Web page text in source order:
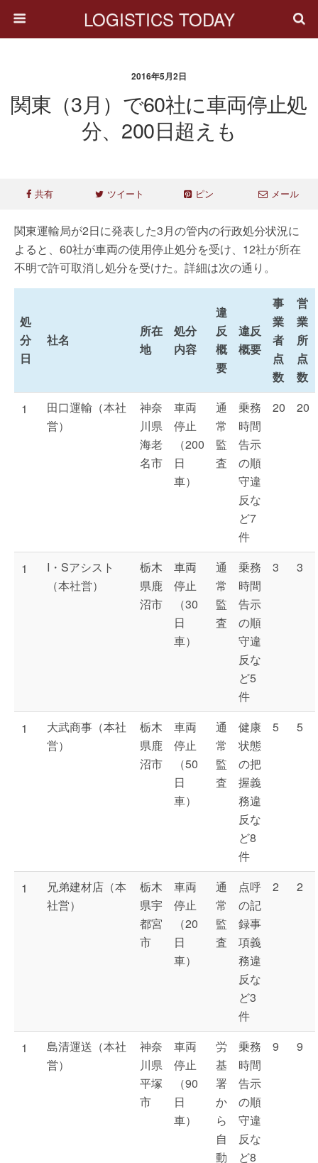
LOGISTICS TODAY
2016年5月2日
関東（3月）で60社に車両停止処
分、200日超えも
共有 ツイート ピン メール
関東運輸局が2日に発表した3月の管内の行政処分状況に
よると、60社が車両の使用停止処分を受け、12社が所在
不明で許可取消し処分を受けた。詳細は次の通り。
処
分
日
社名
所在
地
処分
内容
違
反
概
要
違反
概要
事
業
者
点
数
営
業
所
点
数
1
田口運輸（本社
営）
神奈
川県
海老
名市
車両
停止
（200
日
車）
通
常
監
査
乗務
時間
告示
の順
守違
反な
ど7
件
20 20
1
I・Sアシスト
（本社営）
栃木
県鹿
沼市
車両
停止
（30
日
車）
通
常
監
査
乗務
時間
告示
の順
守違
反な
ど5
件
3 3
1
大武商事（本社
営）
栃木
県鹿
沼市
車両
停止
（50
日
車）
通
常
監
査
健康
状態
の把
握義
務違
反な
ど8
件
5 5
1
兄弟建材店（本
社営）
栃木
県宇
都宮
市
車両
停止
（20
日
車）
通
常
監
査
点呼
の記
録事
項義
務違
反な
ど3
件
2 2
1
島清運送（本社
営）
神奈
川県
平塚
市
車両
停止
（90
日
車）
労
基
署
か
ら
自
動
乗務
時間
告示
の順
守違
反な
ど8
9 9